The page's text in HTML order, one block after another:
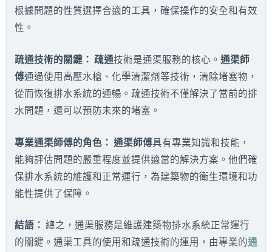
根據問題的性質選擇合適的工具，確保操作的安全和有效
性。
疏通技術的關鍵： 疏通技術是通渠服務的核心。 通渠師
傅通過使用高壓水槍、化學清潔劑等技術，清除堵塞物，
從而恢復排水系統的通暢。疏通技術不僅解決了當前的排
水問題，還可以預防未來的堵塞。
專業通渠師傅的角色： 通渠師傅具有專業知識和技能，
能夠評估問題的嚴重程度並提供適當的解決方案。他們確
保排水系統的維護和正常運行，為建築物的衛生環境和功
能性提供了保障。
結語： 總之，通渠服務是維護建築物排水系統正常運行
的關鍵。通渠工具的使用和疏通技術的運用，由專業的通